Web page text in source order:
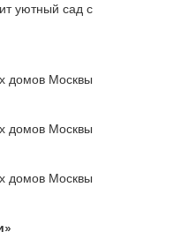
уютный сад с